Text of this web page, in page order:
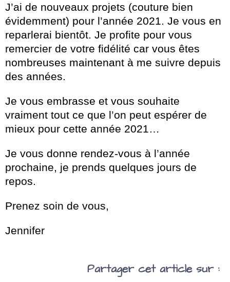
J’ai de nouveaux projets (couture bien
évidemment) pour l’année 2021. Je vous en
reparlerai bientôt. Je profite pour vous
remercier de votre fidélité car vous êtes
nombreuses maintenant à me suivre depuis
des années.
Je vous embrasse et vous souhaite
vraiment tout ce que l’on peut espérer de
mieux pour cette année 2021…
Je vous donne rendez-vous à l’année
prochaine, je prends quelques jours de
repos.
Prenez soin de vous,
Jennifer
Partager cet article sur :